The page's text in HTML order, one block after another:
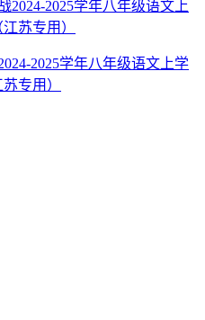
2025学年八年级语文上学
专用）